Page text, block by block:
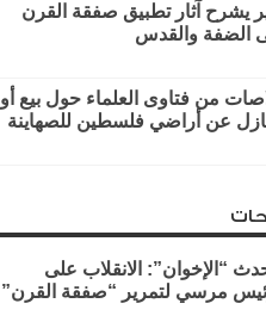
يشرح آثار تطبيق صفقة القرن
الضفة والقدس
من فتاوى العلماء حول بيع أو
عن أراضي فلسطين للصهاينة
“الإخوان”: الانقلاب على
مرسي لتمرير “صفقة القرن”